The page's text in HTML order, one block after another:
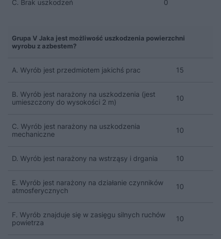
C. Brak uszkodzeń 0
Grupa V Jaka jest możliwość uszkodzenia powierzchni
wyrobu z azbestem?
A. Wyrób jest przedmiotem jakichś prac 15
B. Wyrób jest narażony na uszkodzenia (jest
umieszczony do wysokości 2 m)
10
C. Wyrób jest narażony na uszkodzenia
mechaniczne
10
D. Wyrób jest narażony na wstrząsy i drgania 10
E. Wyrób jest narażony na działanie czynników
atmosferycznych
10
F. Wyrób znajduje się w zasięgu silnych ruchów
powietrza
10